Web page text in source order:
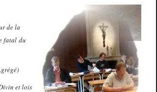
de la
fatal du
et lois